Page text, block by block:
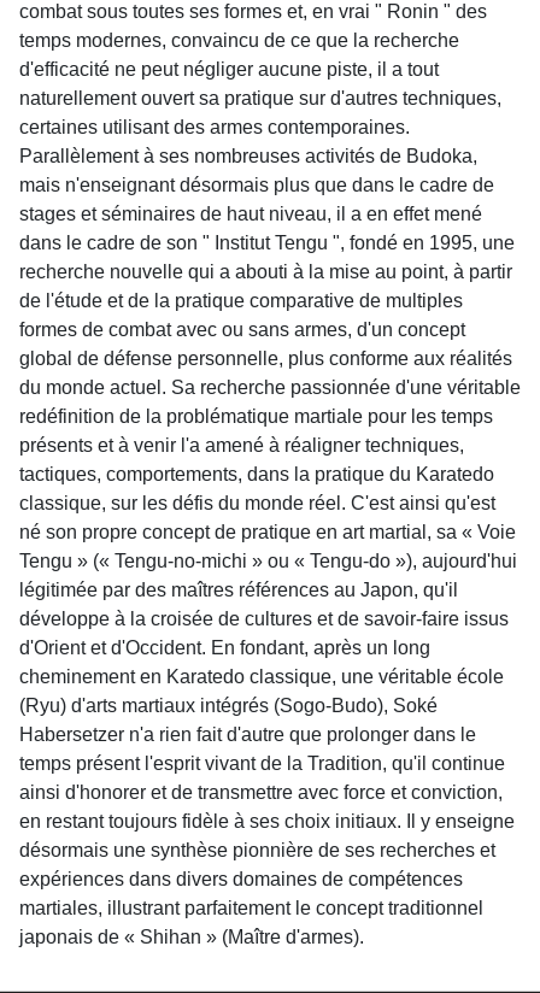
combat sous toutes ses formes et, en vrai " Ronin " des
temps modernes, convaincu de ce que la recherche
d'efficacité ne peut négliger aucune piste, il a tout
naturellement ouvert sa pratique sur d'autres techniques,
certaines utilisant des armes contemporaines.
Parallèlement à ses nombreuses activités de Budoka,
mais n'enseignant désormais plus que dans le cadre de
stages et séminaires de haut niveau, il a en effet mené
dans le cadre de son " Institut Tengu ", fondé en 1995, une
recherche nouvelle qui a abouti à la mise au point, à partir
de l'étude et de la pratique comparative de multiples
formes de combat avec ou sans armes, d'un concept
global de défense personnelle, plus conforme aux réalités
du monde actuel. Sa recherche passionnée d'une véritable
redéfinition de la problématique martiale pour les temps
présents et à venir l'a amené à réaligner techniques,
tactiques, comportements, dans la pratique du Karatedo
classique, sur les défis du monde réel. C'est ainsi qu'est
né son propre concept de pratique en art martial, sa « Voie
Tengu » (« Tengu-no-michi » ou « Tengu-do »), aujourd'hui
légitimée par des maîtres références au Japon, qu'il
développe à la croisée de cultures et de savoir-faire issus
d'Orient et d'Occident. En fondant, après un long
cheminement en Karatedo classique, une véritable école
(Ryu) d'arts martiaux intégrés (Sogo-Budo), Soké
Habersetzer n'a rien fait d'autre que prolonger dans le
temps présent l'esprit vivant de la Tradition, qu'il continue
ainsi d'honorer et de transmettre avec force et conviction,
en restant toujours fidèle à ses choix initiaux. Il y enseigne
désormais une synthèse pionnière de ses recherches et
expériences dans divers domaines de compétences
martiales, illustrant parfaitement le concept traditionnel
japonais de « Shihan » (Maître d'armes).